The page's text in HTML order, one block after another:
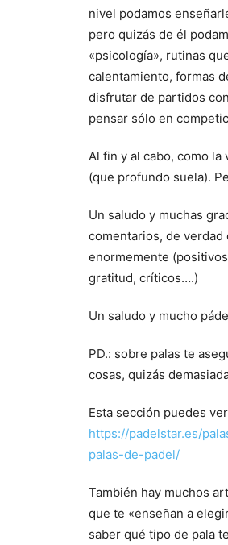
nivel podamos
pero quizás de él
«psicología», rutinas
calentamiento, formas
disfrutar de partidos
pensar sólo en
Al fin y al cabo, como la
(que profundo suela).
Un saludo y muchas
comentarios, de verdad
enormemente
gratitud, críticos….)
Un saludo y mucho
PD.: sobre palas te
cosas, quizás
Esta sección puedes
https://padelstar.es/
palas-de-padel/
También hay muchos
que te «enseñan a
saber qué tipo de pala